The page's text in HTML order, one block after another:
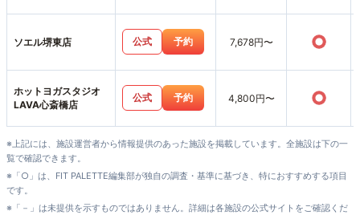
ソエル堺東店 公式 予約 7,678円〜 ○
ホットヨガスタジオ
LAVA心斎橋店
公式 予約 4,800円〜 ○
※上記には、施設運営者から情報提供のあった施設を掲載しています。全施設は下の一
覧で確認できます。
※「○」は、FIT PALETTE編集部が独自の調査・基準に基づき、特におすすめする項目
です。
※「－」は未提供を示すものではありません。詳細は各施設の公式サイトをご確認くだ